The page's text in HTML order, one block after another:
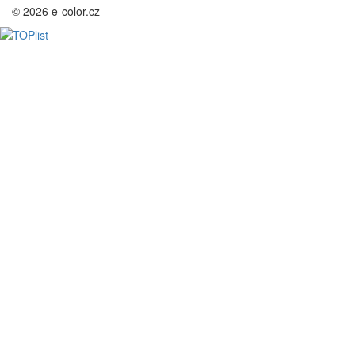
© 2026 e-color.cz